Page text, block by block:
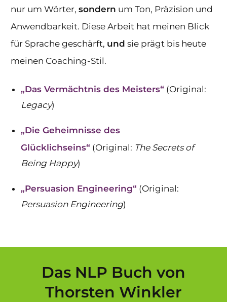
nur um Wörter, sondern um Ton, Präzision und
Anwendbarkeit. Diese Arbeit hat meinen Blick
für Sprache geschärft, und sie prägt bis heute
meinen Coaching-Stil.
„Das Vermächtnis des Meisters“ (Original:
Legacy)
„Die Geheimnisse des
Glücklichseins“ (Original: The Secrets of
Being Happy)
„Persuasion Engineering“ (Original:
Persuasion Engineering)
Das NLP Buch von
Thorsten Winkler